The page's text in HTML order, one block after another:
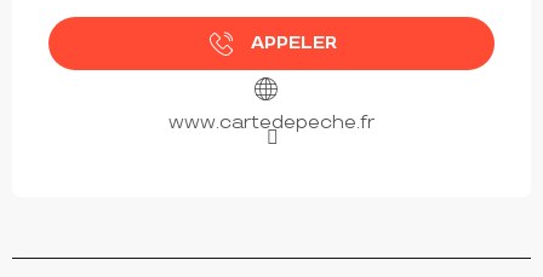
APPELER
www.cartedepeche.fr